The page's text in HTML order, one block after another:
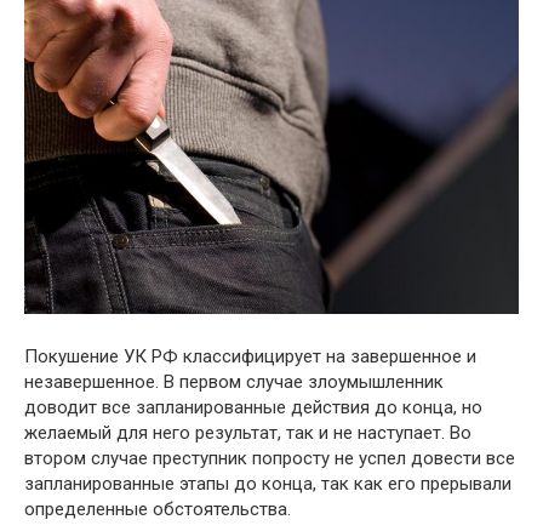
Покушение УК РФ классифицирует на завершенное и
незавершенное. В первом случае злоумышленник
доводит все запланированные действия до конца, но
желаемый для него результат, так и не наступает. Во
втором случае преступник попросту не успел довести все
запланированные этапы до конца, так как его прерывали
определенные обстоятельства.